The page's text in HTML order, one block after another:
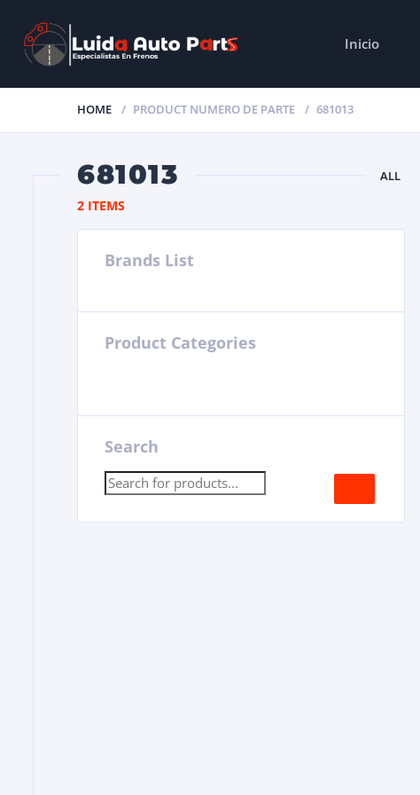
Inicio
HOME PRODUCT NUMERO DE PARTE 681013
681013 ALL
2 ITEMS
Brands List
Product Categories
Search